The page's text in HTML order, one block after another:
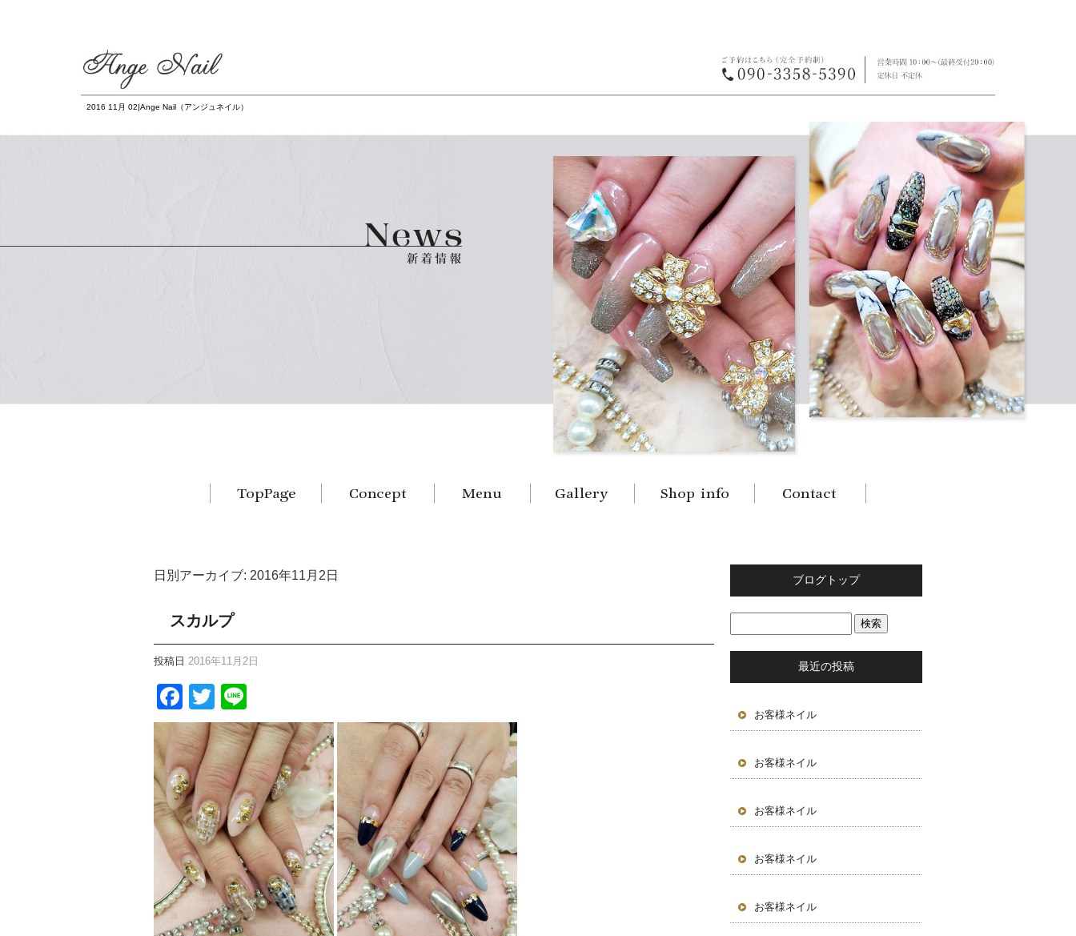
2016 11月 02|Ange Nail（アンジュネイル）
日別アーカイブ: 2016年11月2日
スカルプ
投稿日 2016年11月2日
Facebook
Twitter
ブログトップ
最近の投稿
お客様ネイル
お客様ネイル
お客様ネイル
お客様ネイル
お客様ネイル